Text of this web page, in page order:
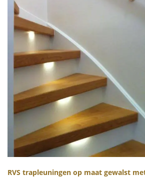
RVS trapleuningen op maat gewalst